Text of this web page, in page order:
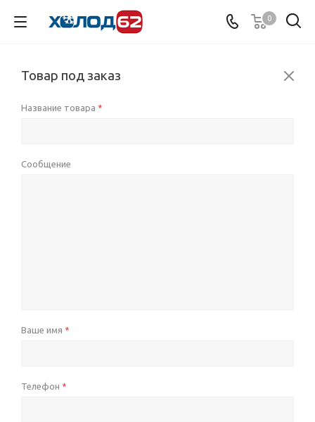
0
Товар под заказ
Название товара *
Сообщение
Ваше имя *
Телефон *